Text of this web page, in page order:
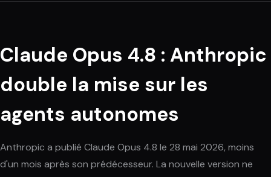
Claude Opus 4.8 : Anthropic
double la mise sur les
agents autonomes
Anthropic a publié Claude Opus 4.8 le 28 mai 2026, moins
d'un mois après son prédécesseur. La nouvelle version ne